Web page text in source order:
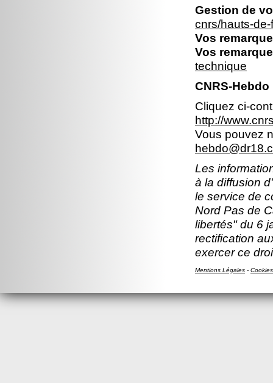
Gestion de
cnrs/hauts-
Vos
Vos
technique
CNRS-
Cliquez ci-
http://
Vous pouvez
Les
à la diffusion
le service de
Nord Pas de
libertés" du 6
rectification
exercer ce
Mentions Légales - Cookies